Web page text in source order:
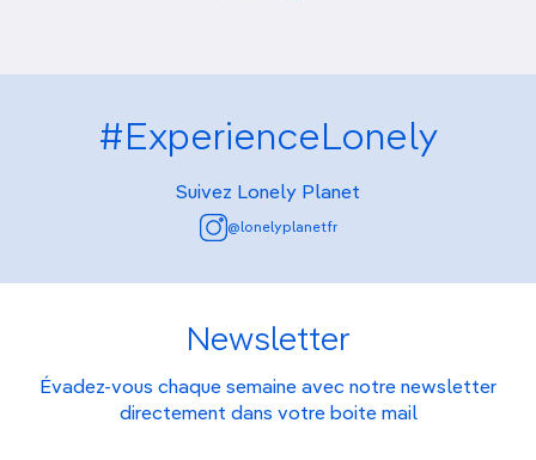
#ExperienceLonely
Suivez Lonely Planet
@lonelyplanetfr
Newsletter
Évadez-vous chaque semaine avec notre newsletter
directement dans votre boite mail